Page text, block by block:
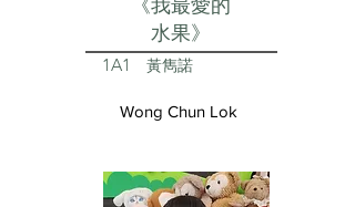
水果》
1A1 黃雋諾
Wong Chun Lok